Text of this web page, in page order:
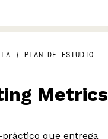
/ PLAN DE ESTUDIO
Metrics
que entrega